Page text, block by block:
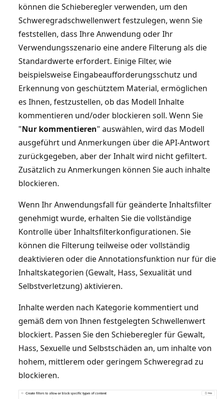
können die Schieberegler verwenden, um den
Schweregradschwellenwert festzulegen, wenn Sie
feststellen, dass Ihre Anwendung oder Ihr
Verwendungsszenario eine andere Filterung als die
Standardwerte erfordert. Einige Filter, wie
beispielsweise Eingabeaufforderungsschutz und
Erkennung von geschütztem Material, ermöglichen
es Ihnen, festzustellen, ob das Modell Inhalte
kommentieren und/oder blockieren soll. Wenn Sie
"Nur kommentieren" auswählen, wird das Modell
ausgeführt und Anmerkungen über die API-Antwort
zurückgegeben, aber der Inhalt wird nicht gefiltert.
Zusätzlich zu Anmerkungen können Sie auch inhalte
blockieren.
Wenn Ihr Anwendungsfall für geänderte Inhaltsfilter
genehmigt wurde, erhalten Sie die vollständige
Kontrolle über Inhaltsfilterkonfigurationen. Sie
können die Filterung teilweise oder vollständig
deaktivieren oder die Annotationsfunktion nur für die
Inhaltskategorien (Gewalt, Hass, Sexualität und
Selbstverletzung) aktivieren.
Inhalte werden nach Kategorie kommentiert und
gemäß dem von Ihnen festgelegten Schwellenwert
blockiert. Passen Sie den Schieberegler für Gewalt,
Hass, Sexuelle und Selbstschäden an, um inhalte von
hohem, mittlerem oder geringem Schweregrad zu
blockieren.